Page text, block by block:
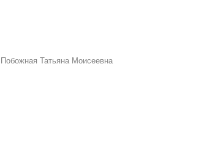
Побожная Татьяна Моисеевна